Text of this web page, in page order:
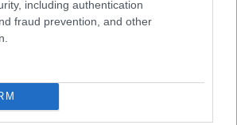
including authentication
fraud prevention, and other
distrutto dalle fiamme a La
meteo per il weekend a Olbia e in